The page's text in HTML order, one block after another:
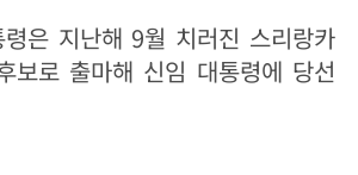
령은 지난해 9월 치러진 스리랑카
보로 출마해 신임 대통령에 당선